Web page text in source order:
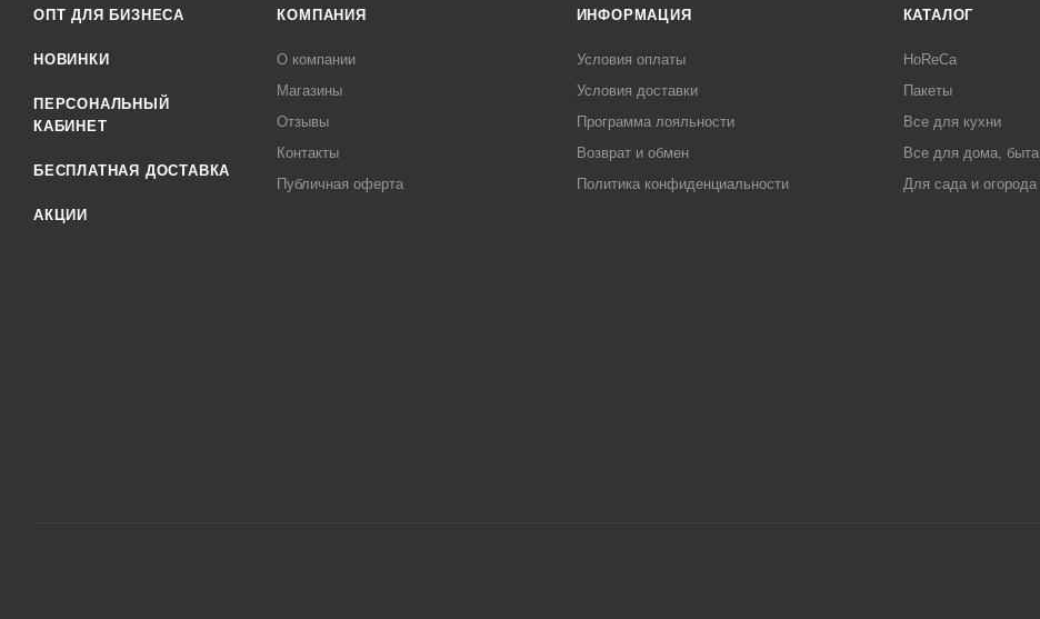
ОПТ ДЛЯ БИЗНЕСА
НОВИНКИ
ПЕРСОНАЛЬНЫЙ
КАБИНЕТ
БЕСПЛАТНАЯ ДОСТАВКА
АКЦИИ
КОМПАНИЯ
О компании
Магазины
Отзывы
Контакты
Публичная оферта
ИНФОРМАЦИЯ
Условия оплаты
Условия доставки
Программа лояльности
Возврат и обмен
Политика конфиденциальности
КАТАЛОГ
HoReCa
Пакеты
Все для кухни
Все для дома, быта
Для сада и огорода